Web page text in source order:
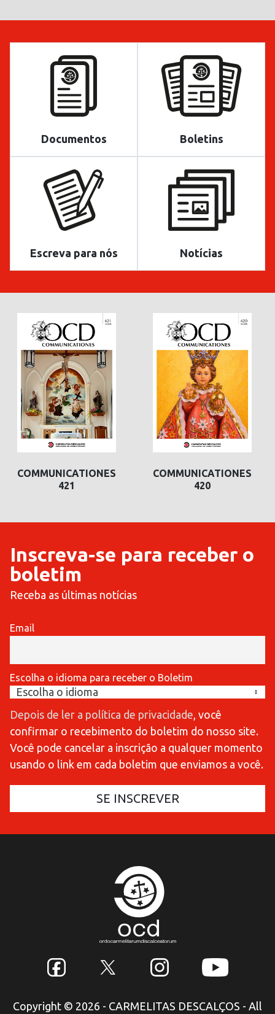
Documentos Boletins
Escreva para nós Notícias
COMMUNICATIONES
421
COMMUNICATIONES
420
COMMUNICATIONES
COMMUNICATIONES
Inscreva-se para receber o
boletim
Receba as últimas notícias
Email
Escolha o idioma para receber o Boletim
Depois de ler a política de privacidade , você
confirmar o recebimento do boletim do nosso site.
Você pode cancelar a inscrição a qualquer momento
usando o link em cada boletim que enviamos a você.
Copyright © 2026 - CARMELITAS DESCALÇOS - All